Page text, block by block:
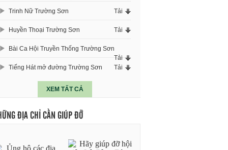
Trinh Nữ Trường Sơn Tải
Huyền Thoại Trường Sơn Tải
Bài Ca Hội Truyền Thống Trường Sơn
Tải
Tiếng Hát mở đường Trường Sơn
Tải
XEM TẤT CẢ
ĐỊA CHỈ CẦN GIÚP ĐỠ